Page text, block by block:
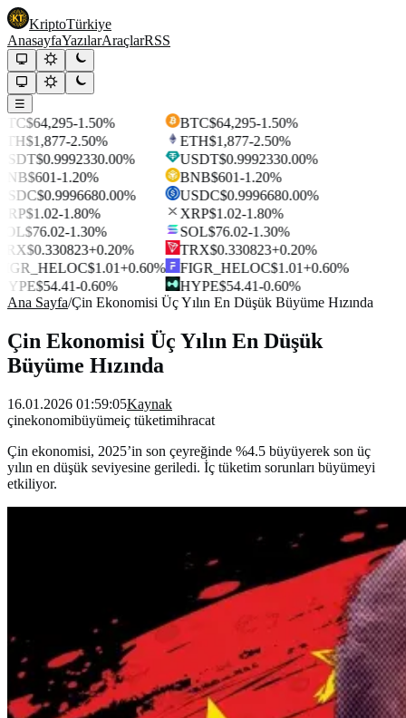
KriptoTürkiye
AnasayfaYazılarAraçlarRSS
☰
$64,295-1.50%
$1,877-2.50%
$0.9992330.00%
$601-1.20%
$0.9996680.00%
$1.02-1.80%
$76.02-1.30%
$0.330823+0.20%
$1.01+0.60%
$54.41-0.60%
BTC$64,295-1.50%
ETH$1,877-2.50%
USDT$0.9992330.00%
BNB$601-1.20%
USDC$0.9996680.00%
XRP$1.02-1.80%
SOL$76.02-1.30%
TRX$0.330823+0.20%
FIGR_HELOC$1.01+0.60%
HYPE$54.41-0.60%
Ana Sayfa/Çin Ekonomisi Üç Yılın En Düşük Büyüme Hızında
Çin Ekonomisi Üç Yılın En Düşük
Büyüme Hızında
16.01.2026 01:59:05Kaynak
çinekonomibüyümeiç tüketimihracat
Çin ekonomisi, 2025’in son çeyreğinde %4.5 büyüyerek son üç
yılın en düşük seviyesine geriledi. İç tüketim sorunları büyümeyi
etkiliyor.